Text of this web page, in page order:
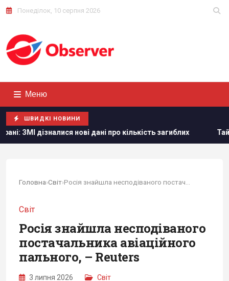
Понеділок, 10 серпня 2026
Меню
ШВИДКІ НОВИНИ
нові дані про кількість загиблих Тайвань показав
Головна›Світ›
Світ
Росія знайшла несподіваного
постачальника авіаційного
пального, – Reuters
3 липня 2026 Світ